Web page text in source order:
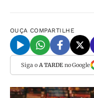
OUÇA COMPARTILHE
Siga o A TARDEno Google